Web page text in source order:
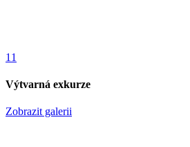
11
Výtvarná exkurze
Zobrazit galerii